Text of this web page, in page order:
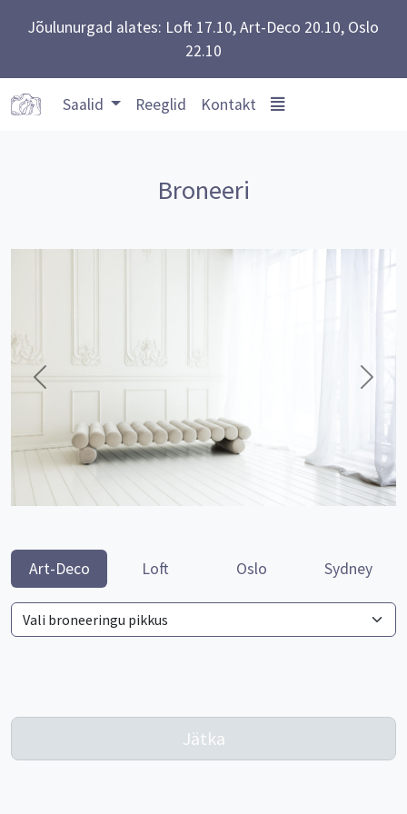
Jõulunurgad alates: Loft 17.10, Art-Deco 20.10, Oslo
22.10
Saalid Reeglid Kontakt
Broneeri
Eelmine
Art-Deco Loft Oslo Sydney
Jätka